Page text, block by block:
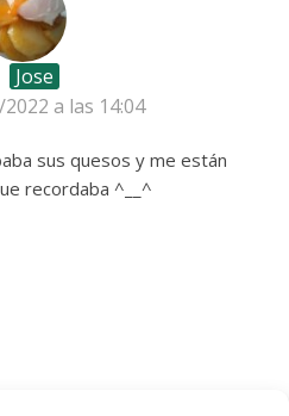
Jose
a las 14:04
sus quesos y me están
recordaba ^__^